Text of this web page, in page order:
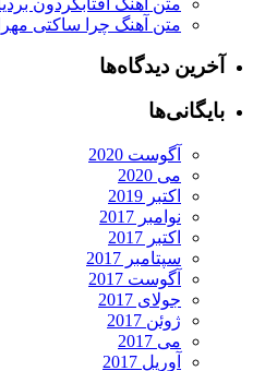
متن آهنگ چرا ساکتی
آخرین دیدگاه‌ها
بایگانی‌ها
آگوست 2020
می 2020
اکتبر 2019
نوامبر 2017
اکتبر 2017
سپتامبر 2017
آگوست 2017
جولای 2017
ژوئن 2017
می 2017
آوریل 2017